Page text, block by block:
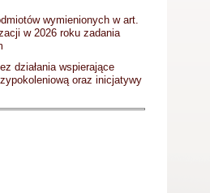
wymienionych w art.
w 2026 roku zadania
działania wspierające
oraz inicjatywy